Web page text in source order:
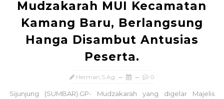
Mudzakarah MUI Kecamatan
Kamang Baru, Berlangsung
Hanga Disambut Antusias
Peserta.
Herman,S.Ag 0
Sijunjung (SUMBAR).GP- Mudzakarah yang digelar Majelis